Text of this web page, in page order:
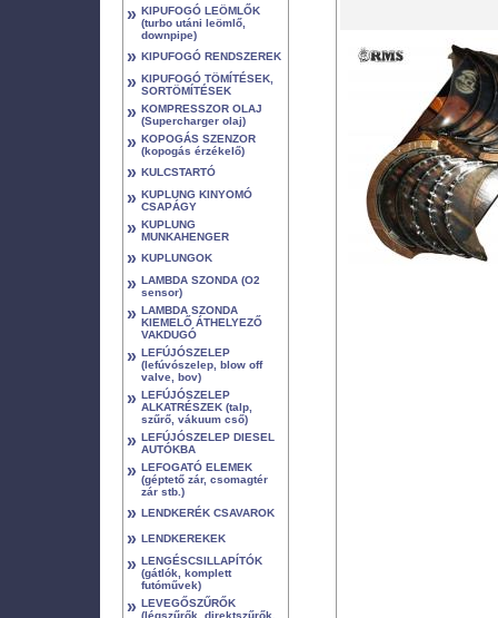
» KIPUFOGÓ LEÖMLŐK
(turbo utáni leömlő,
downpipe)
» KIPUFOGÓ RENDSZEREK
» KIPUFOGÓ TÖMÍTÉSEK,
SORTÖMÍTÉSEK
» KOMPRESSZOR OLAJ
(Supercharger olaj)
» KOPOGÁS SZENZOR
(kopogás érzékelő)
» KULCSTARTÓ
» KUPLUNG KINYOMÓ
CSAPÁGY
» KUPLUNG
MUNKAHENGER
» KUPLUNGOK
» LAMBDA SZONDA (O2
sensor)
» LAMBDA SZONDA
KIEMELŐ ÁTHELYEZŐ
VAKDUGÓ
» LEFÚJÓSZELEP
(lefúvószelep, blow off
valve, bov)
» LEFÚJÓSZELEP
ALKATRÉSZEK (talp,
szűrő, vákuum cső)
» LEFÚJÓSZELEP DIESEL
AUTÓKBA
» LEFOGATÓ ELEMEK
(géptető zár, csomagtér
zár stb.)
» LENDKERÉK CSAVAROK
» LENDKEREKEK
» LENGÉSCSILLAPÍTÓK
(gátlók, komplett
futóművek)
» LEVEGŐSZŰRŐK
(légszűrők, direktszűrők,